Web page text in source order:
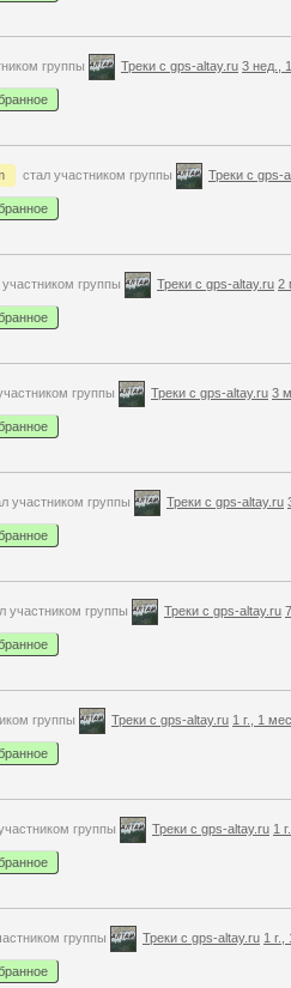
группы Треки с gps-altay.ru 3 нед.,
стал участником группы Треки с gps-
участником группы Треки с gps-altay.ru 2
группы Треки с gps-altay.ru 3
участником группы Треки с gps-altay.ru
участником группы Треки с gps-altay.ru
группы Треки с gps-altay.ru 1 г., 1
группы Треки с gps-altay.ru 1
группы Треки с gps-altay.ru 1